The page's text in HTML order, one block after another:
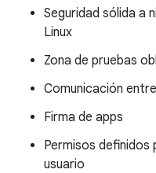
Seguridad sólida a
Linux
Zona de pruebas
Comunicación
Firma de apps
Permisos
usuario